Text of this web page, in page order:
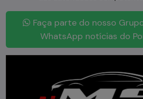
Faça parte do nosso
WhatsApp notícias do